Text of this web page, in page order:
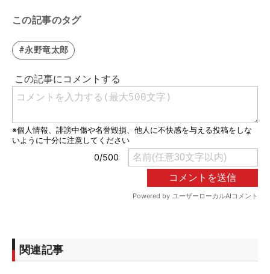
この記事のタグ
#永野竜太郎
関連記事